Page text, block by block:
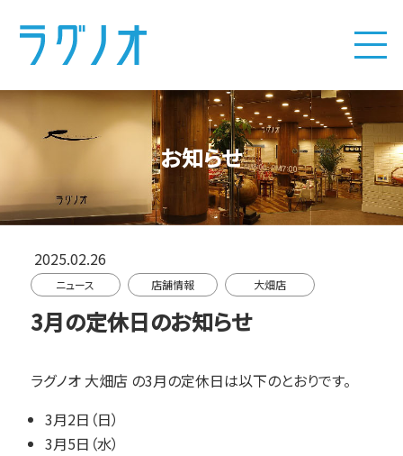
お知らせ
2025.02.26
ニュース 店舗情報 大畑店
3月の定休日のお知らせ
ラグノオ 大畑店 の3月の定休日は以下のとおりです。
3月2日（日）
3月5日（水）